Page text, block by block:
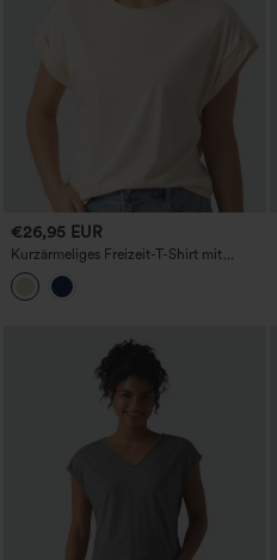
€26,95 EUR
Kurzärmeliges Freizeit-T-Shirt mit
Rundhalsausschnitt